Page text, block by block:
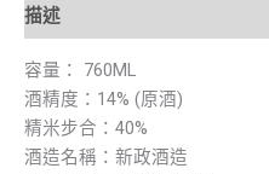
描述
容量： 760ML
酒精度：14% (原酒)
精米步合：40%
酒造名稱：新政酒造